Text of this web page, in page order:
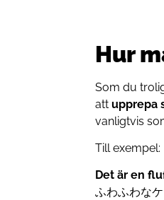
Hur
Som du
attupprepa
vanligtvis
Till exempel:
Det är en
ふわふわな